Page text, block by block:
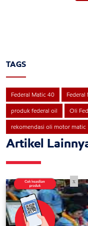
TAGS
Federal Matic 40
produk federal oil Oli
rekomendasi oli motor matic
Artikel
x